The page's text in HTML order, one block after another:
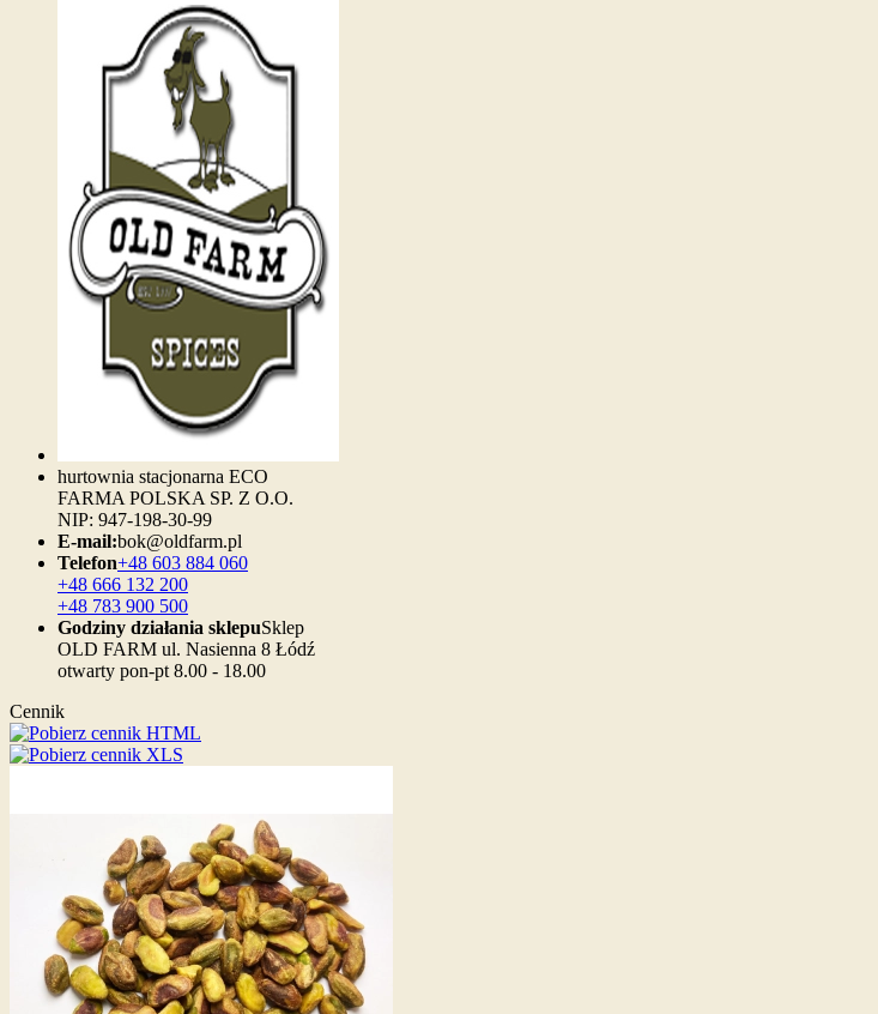
hurtownia stacjonarna ECO
FARMA POLSKA SP. Z O.O.
NIP: 947-198-30-99
E-mail:bok@oldfarm.pl
Telefon+48 603 884 060
+48 666 132 200
+48 783 900 500
Godziny działania sklepuSklep
OLD FARM ul. Nasienna 8 Łódź
otwarty pon-pt 8.00 - 18.00
Cennik